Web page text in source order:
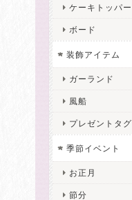
ケーキトッパー
ボード
装飾アイテム
ガーランド
風船
プレゼントタグ
季節イベント
お正月
節分